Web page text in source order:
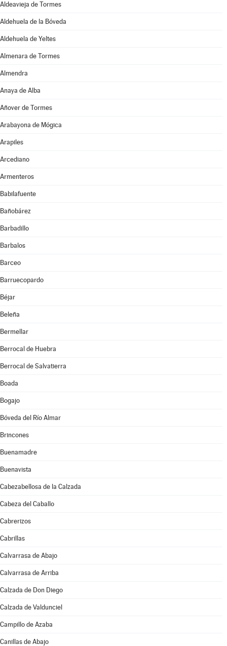
Aldeavieja de Tormes
Aldehuela de la Bóveda
Aldehuela de Yeltes
Almenara de Tormes
Almendra
Anaya de Alba
Añover de Tormes
Arabayona de Mógica
Arapiles
Arcediano
Armenteros
Babilafuente
Bañobárez
Barbadillo
Barbalos
Barceo
Barruecopardo
Béjar
Beleña
Bermellar
Berrocal de Huebra
Berrocal de Salvatierra
Boada
Bogajo
Bóveda del Río Almar
Brincones
Buenamadre
Buenavista
Cabezabellosa de la Calzada
Cabeza del Caballo
Cabrerizos
Cabrillas
Calvarrasa de Abajo
Calvarrasa de Arriba
Calzada de Don Diego
Calzada de Valdunciel
Campillo de Azaba
Canillas de Abajo